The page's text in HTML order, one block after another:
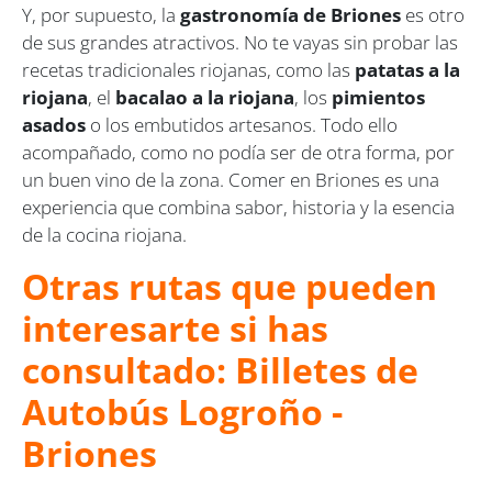
Y, por supuesto, la gastronomía de Briones es otro
de sus grandes atractivos. No te vayas sin probar las
recetas tradicionales riojanas, como las patatas a la
riojana, el bacalao a la riojana, los pimientos
asados o los embutidos artesanos. Todo ello
acompañado, como no podía ser de otra forma, por
un buen vino de la zona. Comer en Briones es una
experiencia que combina sabor, historia y la esencia
de la cocina riojana.
Otras rutas que pueden
interesarte si has
consultado: Billetes de
Autobús Logroño -
Briones